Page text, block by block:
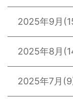
2025年9月
2025年8月
2025年7月